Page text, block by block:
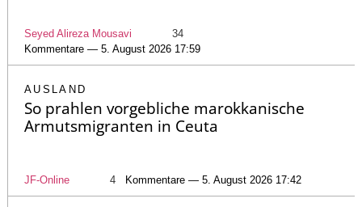
Seyed Alireza Mousavi
34
Kommentare — 5. August 2026 17:59
AUSLAND
So prahlen vorgebliche marokkanische
Armutsmigranten in Ceuta
JF-Online 4 Kommentare — 5. August 2026 17:42